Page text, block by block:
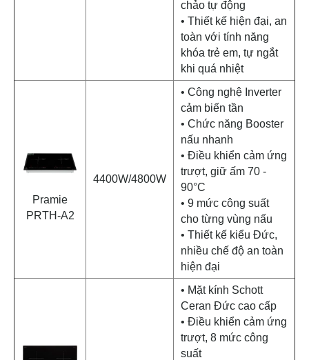
chảo tự động
• Thiết kế hiện đại, an
toàn với tính năng
khóa trẻ em, tự ngắt
khi quá nhiệt
Pramie
PRTH-A2
4400W/4800W
• Công nghệ Inverter
cảm biến tần
• Chức năng Booster
nấu nhanh
• Điều khiển cảm ứng
trượt, giữ ấm 70 -
90°C
• 9 mức công suất
cho từng vùng nấu
• Thiết kế kiểu Đức,
nhiều chế độ an toàn
hiện đại
• Mặt kính Schott
Ceran Đức cao cấp
• Điều khiển cảm ứng
trượt, 8 mức công
suất